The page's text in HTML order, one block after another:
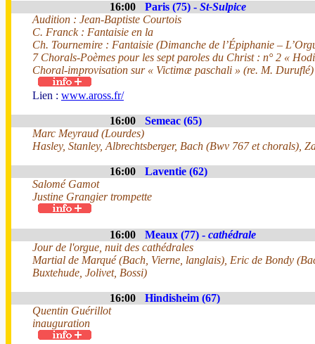
16:00 Paris (75) - St-Sulpice
Audition : Jean-Baptiste Courtois
C. Franck : Fantaisie en la
Ch. Tournemire : Fantaisie (Dimanche de l’Épiphanie –
7 Chorals-Poèmes pour les sept paroles du Christ : n° 2 «
Choral-improvisation sur « Victimæ paschali » (re. M. Duruflé)
Lien : www.aross.fr/
16:00
Semeac (65)
Marc Meyraud (Lourdes)
Hasley, Stanley, Albrechtsberger, Bach (Bwv 767 et chorals),
16:00
Laventie (62)
Salomé Gamot
Justine Grangier trompette
16:00 Meaux (77) - cathédrale
Jour de l'orgue, nuit des cathédrales
Martial de Marqué (Bach, Vierne, langlais), Eric de Bondy
Buxtehude, Jolivet, Bossi)
16:00
Hindisheim (67)
Quentin Guérillot
inauguration